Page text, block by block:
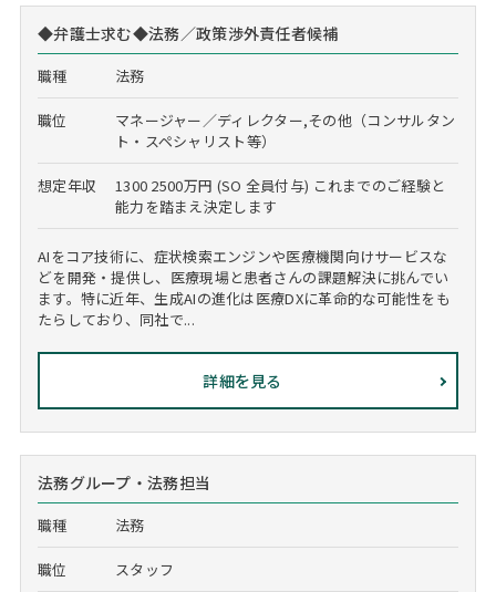
◆弁護士求む◆法務／政策渉外責任者候補
職種 法務
職位
マネージャー／ディレクター,その他（コンサルタン
ト・スペシャリスト等）
想定年収
1300 2500万円 (SO 全員付与) これまでのご経験と
能力を踏まえ決定します
AIをコア技術に、症状検索エンジンや医療機関向けサービスな
どを開発・提供し、医療現場と患者さんの課題解決に挑んでい
ます。特に近年、生成AIの進化は医療DXに革命的な可能性をも
たらしており、同社で...
詳細を見る
法務グループ・法務担当
職種 法務
職位 スタッフ